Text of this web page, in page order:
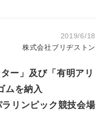
2019/6/18
株式会社ブリヂストン
ー」及び「有明アリ
ムを納入
リンピック競技会場